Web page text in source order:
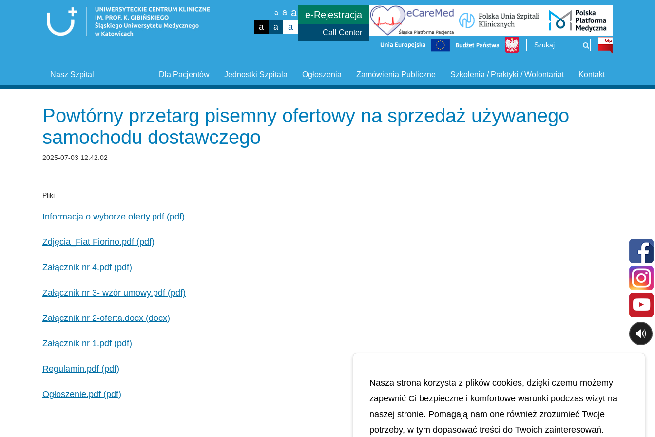
a a a
a a a
e-Rejestracja
Call Center
Kontakt
Szkolenia / Praktyki / Wolontariat
Zamówienia Publiczne
Ogłoszenia
Jednostki Szpitala
Dla Pacjentów
Nasz Szpital
Powtórny przetarg pisemny ofertowy na sprzedaż używanego
samochodu dostawczego
2025-07-03 12:42:02
Pliki
Informacja o wyborze oferty.pdf (pdf)
Zdjęcia_Fiat Fiorino.pdf (pdf)
Załącznik nr 4.pdf (pdf)
Załącznik nr 3- wzór umowy.pdf (pdf)
Załącznik nr 2-oferta.docx (docx)
Załącznik nr 1.pdf (pdf)
Regulamin.pdf (pdf)
Ogłoszenie.pdf (pdf)
Nasza strona korzysta z plików cookies, dzięki czemu możemy
zapewnić Ci bezpieczne i komfortowe warunki podczas wizyt na
naszej stronie. Pomagają nam one również zrozumieć Twoje
potrzeby, w tym dopasować treści do Twoich zainteresowań.
🔊